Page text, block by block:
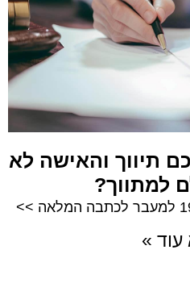
תיווך והאישה לא
למתווך?
עוד »